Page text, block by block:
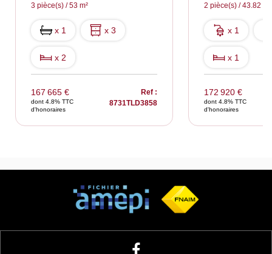
3 pièce(s) / 53 m²
x 1 x 3
x 2
167 665 €
dont 4.8% TTC
d'honoraires
Ref :
8731TLD3858
2 pièce(s) / 43.82 m²
x 1
x 1
172 920 €
dont 4.8% TTC
d'honoraires